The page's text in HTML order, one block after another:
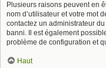
Plusieurs raisons peuvent en
nom d’utilisateur et votre mot
contactez un administrateur
banni. Il est également
problème de configuration et
Haut